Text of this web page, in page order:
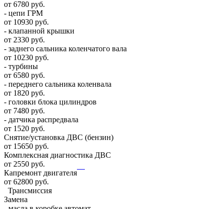
от 6780 руб.
- цепи ГРМ
от 10930 руб.
- клапанной крышки
от 2330 руб.
- заднего сальника коленчатого вала
от 10230 руб.
- турбины
от 6580 руб.
- переднего сальника коленвала
от 1820 руб.
- головки блока цилиндров
от 7480 руб.
- датчика распредвала
от 1520 руб.
Снятие/установка ДВС (бензин)
от 15650 руб.
Комплексная диагностика ДВС
от 2550 руб.
Капремонт двигателя
от 62800 руб.
Трансмиссия
Замена